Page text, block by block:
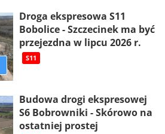
Droga ekspresowa S11
Bobolice - Szczecinek ma być
przejezdna w lipcu 2026 r.
S11
Budowa drogi ekspresowej
S6 Bobrowniki - Skórowo na
ostatniej prostej